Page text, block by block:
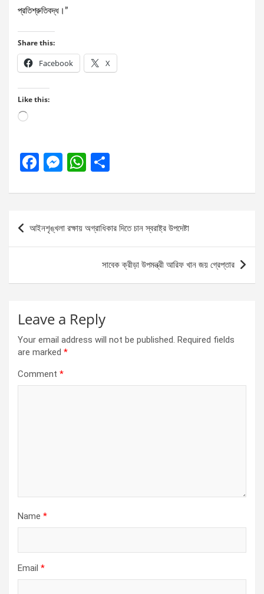
প্রতিশ্রুতিবদ্ধ।”
Share this:
Facebook X
Like this:
Loading…
F
ce
b
o
M
se
g
W
at
A
ar
Post
navigation
আইনশৃঙ্খলা রক্ষায় অগ্রাধিকার দিতে চান স্বরাষ্ট্র উপদেষ্টা
সাবেক ক্রীড়া উপমন্ত্রী আরিফ খান জয় গ্রেপ্তার
Leave a Reply
Your email address will not be published. Required fields
are marked *
Comment *
Name *
Email *